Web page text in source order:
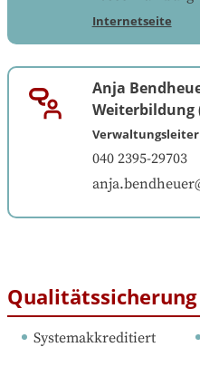
Internetseite
Anja
Weiterbildung
Verwaltungsleiter
040 2395-29703
Qualitätssicherung
Systemakkreditiert